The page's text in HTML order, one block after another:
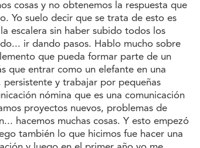
cosas y no obtenemos la respuesta que
Yo suelo decir que se trata de esto es
escalera sin haber subido todos los
ir dando pasos. Hablo mucho sobre
que pueda formar parte de un
que entrar como un elefante en una
y trabajar por pequeñas
nómina que es una comunicación
proyectos nuevos, problemas de
hacemos muchas cosas. Y esto empezó
también lo que hicimos fue hacer una